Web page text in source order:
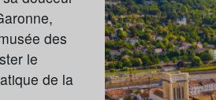
des
le
de la